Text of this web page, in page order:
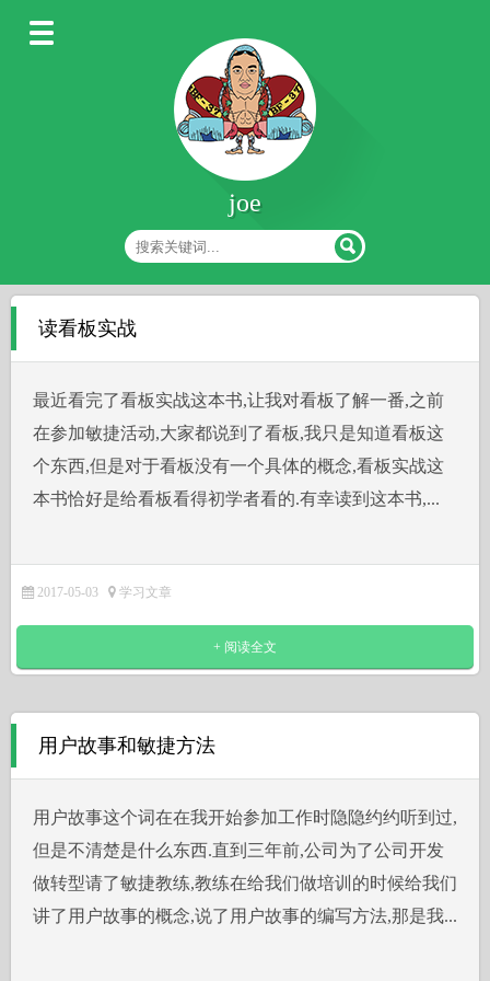
joe
读看板实战
最近看完了看板实战这本书,让我对看板了解一番,之前
在参加敏捷活动,大家都说到了看板,我只是知道看板这
个东西,但是对于看板没有一个具体的概念,看板实战这
本书恰好是给看板看得初学者看的.有幸读到这本书,...
2017-05-03 学习文章
+ 阅读全文
用户故事和敏捷方法
用户故事这个词在在我开始参加工作时隐隐约约听到过,
但是不清楚是什么东西.直到三年前,公司为了公司开发
做转型请了敏捷教练,教练在给我们做培训的时候给我们
讲了用户故事的概念,说了用户故事的编写方法,那是我...